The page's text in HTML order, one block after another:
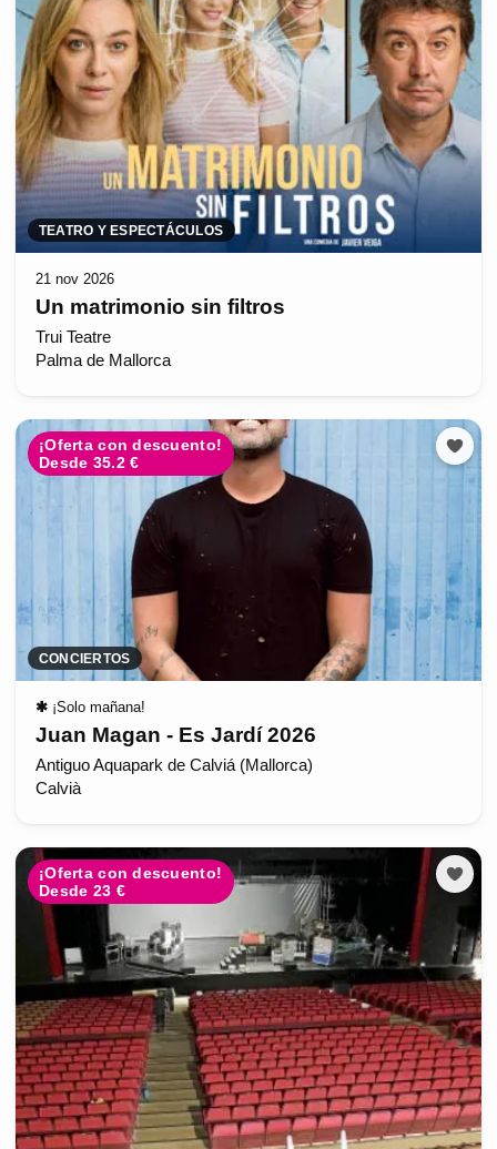
TEATRO Y ESPECTÁCULOS
21 nov 2026
Un matrimonio sin filtros
Trui Teatre
Palma de Mallorca
¡Oferta con descuento!
Desde 35.2 €
CONCIERTOS
✱ ¡Solo mañana!
Juan Magan - Es Jardí 2026
Antiguo Aquapark de Calviá (Mallorca)
Calvià
¡Oferta con descuento!
Desde 23 €